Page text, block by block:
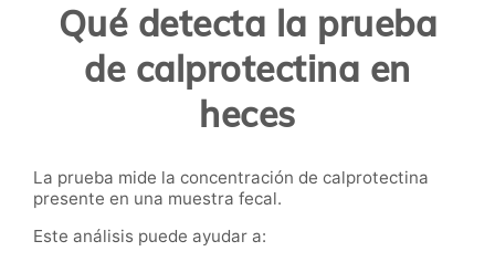
Qué detecta la prueba
de calprotectina en
heces
La prueba mide la concentración de calprotectina
presente en una muestra fecal.
Este análisis puede ayudar a: